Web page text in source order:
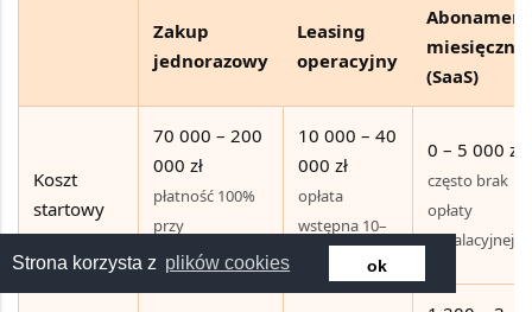
Strona korzysta z plików cookies ok
Zakup
jednorazowy
Leasing
operacyjny
Abonament
miesięczny
(SaaS)
Koszt
startowy
70 000 – 200
000 zł
płatność 100%
przy
uruchomieniu
10 000 – 40
000 zł
opłata
wstępna 10–
0 – 5 000 zł
często brak
opłaty
instalacyjnej